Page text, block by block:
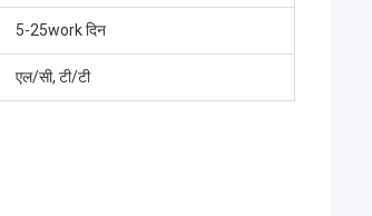
5-25work दिन
एल/सी, टी/टी